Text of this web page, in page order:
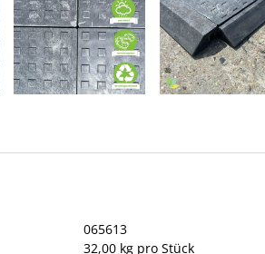
065613
32,00 kg pro Stück